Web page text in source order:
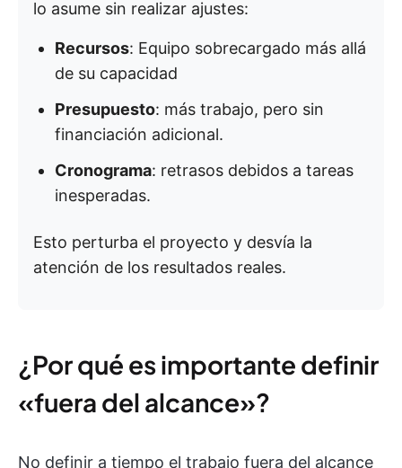
lo asume sin realizar ajustes:
Recursos: Equipo sobrecargado más allá
de su capacidad
Presupuesto: más trabajo, pero sin
financiación adicional.
Cronograma: retrasos debidos a tareas
inesperadas.
Esto perturba el proyecto y desvía la
atención de los resultados reales.
¿Por qué es importante definir
«fuera del alcance»?
No definir a tiempo el trabajo fuera del alcance